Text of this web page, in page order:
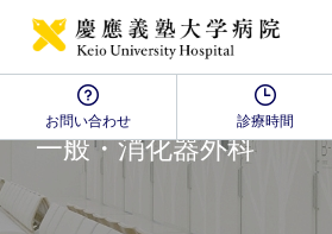
お問い合わせ 診療時間
一般・消化器外科